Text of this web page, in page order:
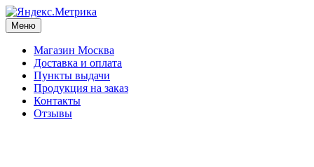
Меню
Магазин Москва
Доставка и оплата
Пункты выдачи
Продукция на заказ
Контакты
Отзывы